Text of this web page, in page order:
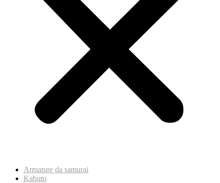
Armature da samurai
Kabuto